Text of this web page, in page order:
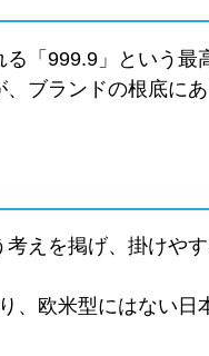
「999.9」という最
ブランドの根底にあ
えを掲げ、掛けや
欧米型にはない日